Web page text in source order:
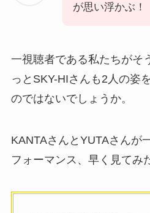
が思い浮かぶ！
一視聴者である私たちがそ
っとSKY-HIさんも2人の姿
のではないでしょうか。
KANTAさんとYUTAさんが
フォーマンス、早く見てみ